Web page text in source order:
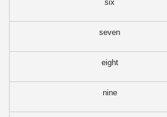
six
seven
eight
nine